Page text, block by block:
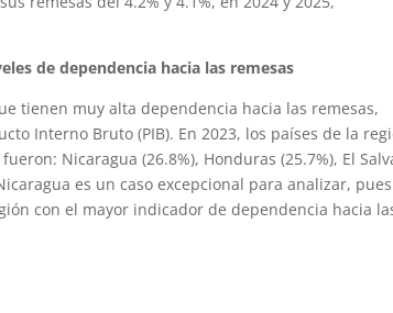
de dependencia hacia las remesas
tienen muy alta dependencia hacia las remesas,
Interno Bruto (PIB). En 2023, los países de la
Nicaragua (26.8%), Honduras (25.7%), El
es un caso excepcional para analizar,
con el mayor indicador de dependencia hacia